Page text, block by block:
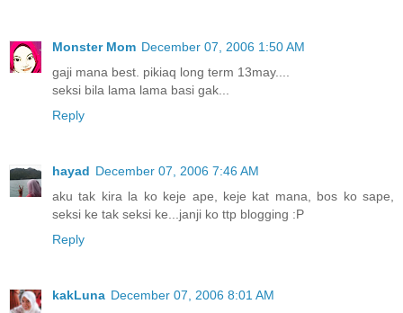
Monster Mom December 07, 2006 1:50 AM
gaji mana best. pikiaq long term 13may....
seksi bila lama lama basi gak...
Reply
hayad December 07, 2006 7:46 AM
aku tak kira la ko keje ape, keje kat mana, bos ko sape,
seksi ke tak seksi ke...janji ko ttp blogging :P
Reply
kakLuna December 07, 2006 8:01 AM